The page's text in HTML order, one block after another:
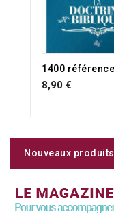
8,90 €
Nouveaux produits